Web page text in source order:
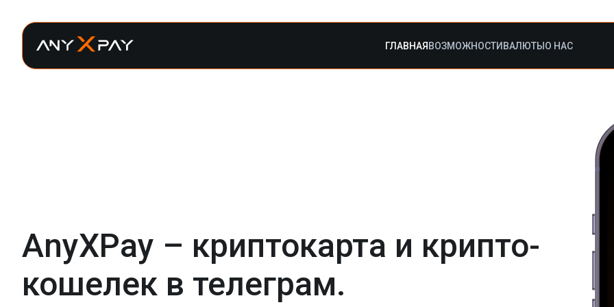
ГЛАВНАЯ ВОЗМОЖНОСТИ ВАЛЮТЫ О НАС
AnyXPay – криптокарта и крипто-
кошелек в телеграм.